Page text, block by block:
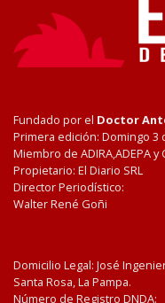
Fundado por el Doctor
Primera edición: Domingo 3
Miembro de ADIRA,ADEPA y
Propietario: El Diario SRL
Director Periodístico:
Walter René Goñi
Domicilio Legal: José
Santa Rosa, La Pampa.
Número de Registro DNDA: